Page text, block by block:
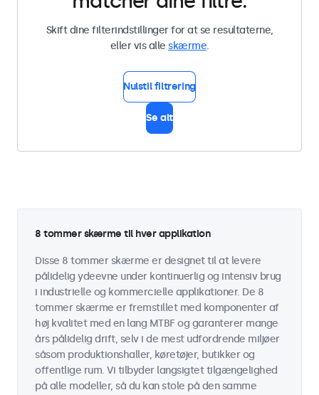
Skift dine filterindstillinger for at se resultaterne,
eller vis alle skærme.
Nulstil filtrering
Se alt
8 tommer skærme til hver applikation
Disse 8 tommer skærme er designet til at levere
pålidelig ydeevne under kontinuerlig og intensiv brug
i industrielle og kommercielle applikationer. De 8
tommer skærme er fremstillet med komponenter af
høj kvalitet med en lang MTBF og garanterer mange
års pålidelig drift, selv i de mest udfordrende miljøer
såsom produktionshaller, køretøjer, butikker og
offentlige rum. Vi tilbyder langsigtet tilgængelighed
på alle modeller, så du kan stole på den samme